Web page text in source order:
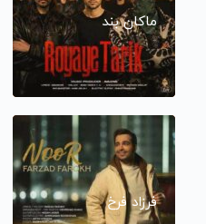
ماکان بند
فرزاد فرخ